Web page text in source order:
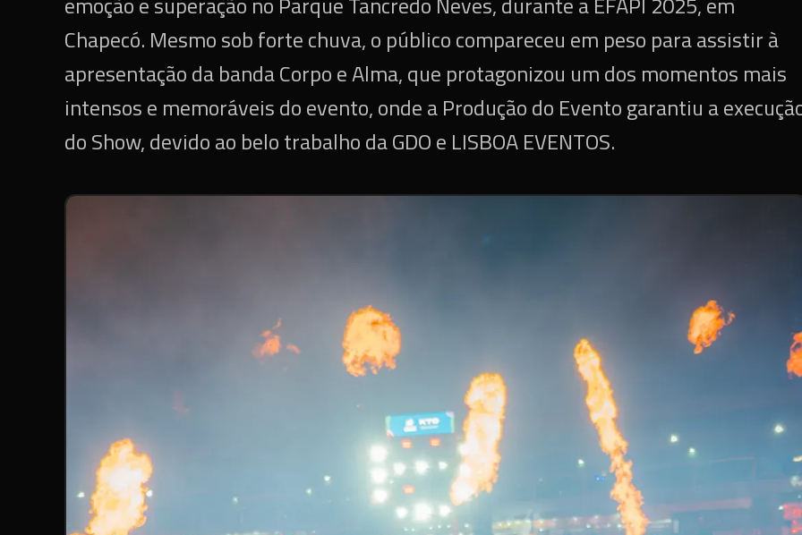
Chapecó. Mesmo sob forte chuva, o público compareceu em peso para assistir à
apresentação da banda Corpo e Alma, que protagonizou um dos momentos mais
intensos e memoráveis do evento, onde a Produção do Evento garantiu a
do Show, devido ao belo trabalho da GDO e LISBOA EVENTOS.